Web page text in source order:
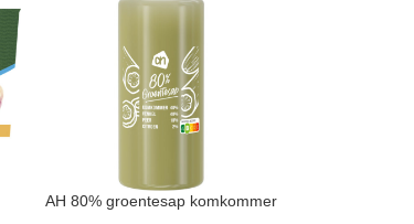
AH 80% groentesap komkommer